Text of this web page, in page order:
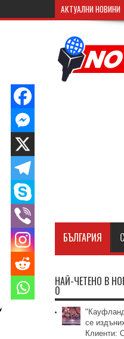
АКТУАЛНИ НОВИНИ
БЪЛГАРИЯ
НАЙ-ЧЕТЕНО В
0
се
Клиенти: